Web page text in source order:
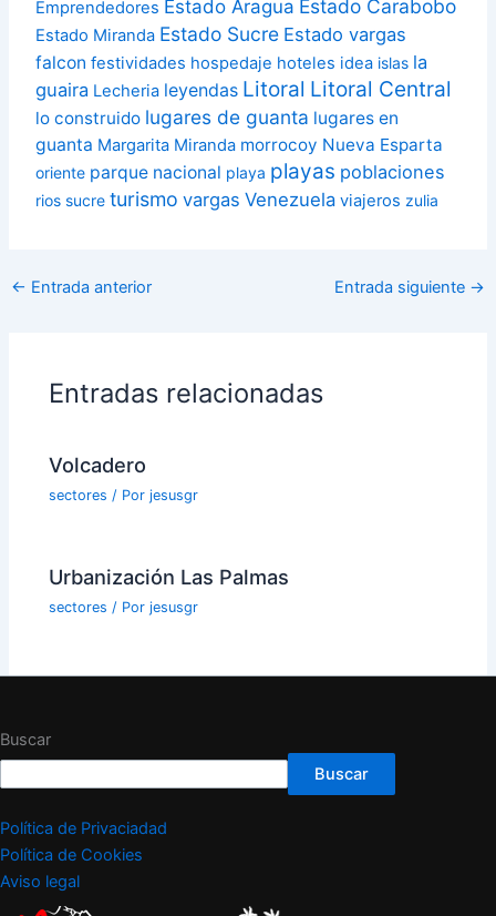
Emprendedores Estado Aragua Estado Carabobo
Estado Miranda Estado Sucre Estado vargas
falcon festividades hospedaje hoteles idea islas la
guaira Lecheria leyendas Litoral Litoral Central
lo construido lugares de guanta lugares en
guanta Margarita Miranda morrocoy Nueva Esparta
oriente parque nacional playa playas poblaciones
rios sucre turismo vargas Venezuela viajeros zulia
← Entrada anterior Entrada siguiente →
Entradas relacionadas
Volcadero
sectores / Porjesusgr
Urbanización Las Palmas
sectores / Porjesusgr
Buscar
Buscar
Política de Privaciadad
Política de Cookies
Aviso legal